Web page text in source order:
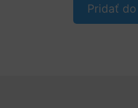
Pridať